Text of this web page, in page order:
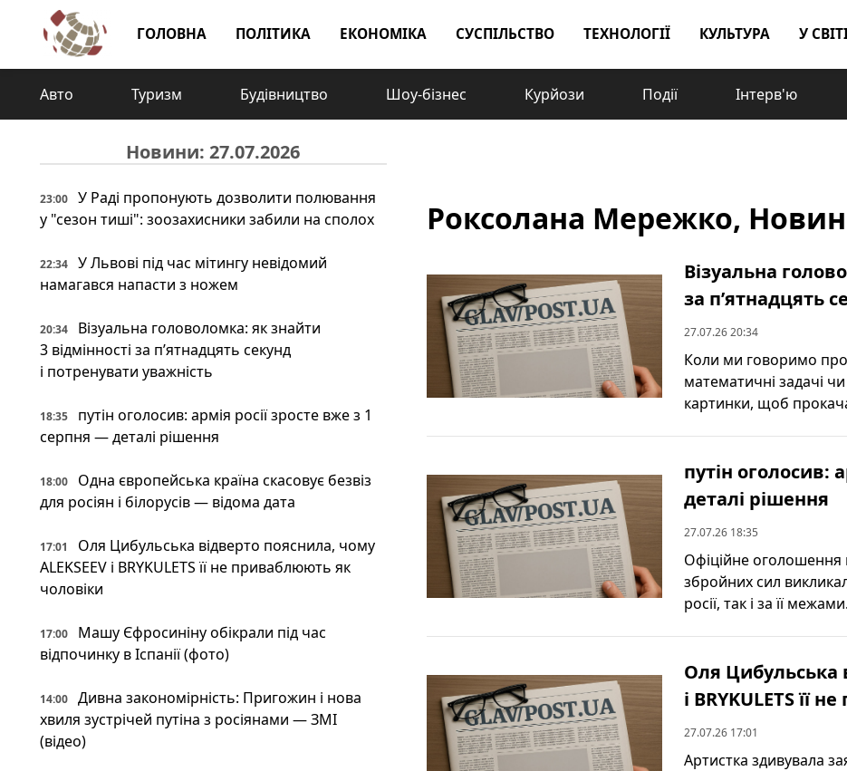
ГОЛОВНА ПОЛІТИКА ЕКОНОМІКА СУСПІЛЬСТВО ТЕХНОЛОГІЇ КУЛЬТУРА У
Авто Туризм Будівництво Шоу-бізнес Курйози Події Інтерв'ю
Новини: 27.07.2026
23:00
У Раді пропонують дозволити полювання
у "сезон тиші": зоозахисники забили на сполох
22:34
У Львові під час мітингу невідомий
намагався напасти з ножем
20:34
Візуальна головоломка: як знайти
3 відмінності за п’ятнадцять секунд
і потренувати уважність
18:35
путін оголосив: армія росії зросте вже з 1
серпня — деталі рішення
18:00
Одна європейська країна скасовує безвіз
для росіян і білорусів — відома дата
17:01
Оля Цибульська відверто пояснила, чому
ALEKSEEV і BRYKULETS її не приваблюють як
чоловіки
17:00
Машу Єфросиніну обікрали під час
відпочинку в Іспанії (фото)
14:00
Дивна закономірність: Пригожин і нова
хвиля зустрічей путіна з росіянами — ЗМІ
(відео)
Роксолана Мережко,
Візуальна
за п’ятнадцять
27.07.26 20:34
Коли ми говоримо про
математичні задачі
картинки, щоб
путін оголосив:
деталі рішення
27.07.26 18:35
Офіційне оголошення
збройних сил
росії, так і за її
Оля Цибульська
і BRYKULETS її
27.07.26 17:01
Артистка здивувала